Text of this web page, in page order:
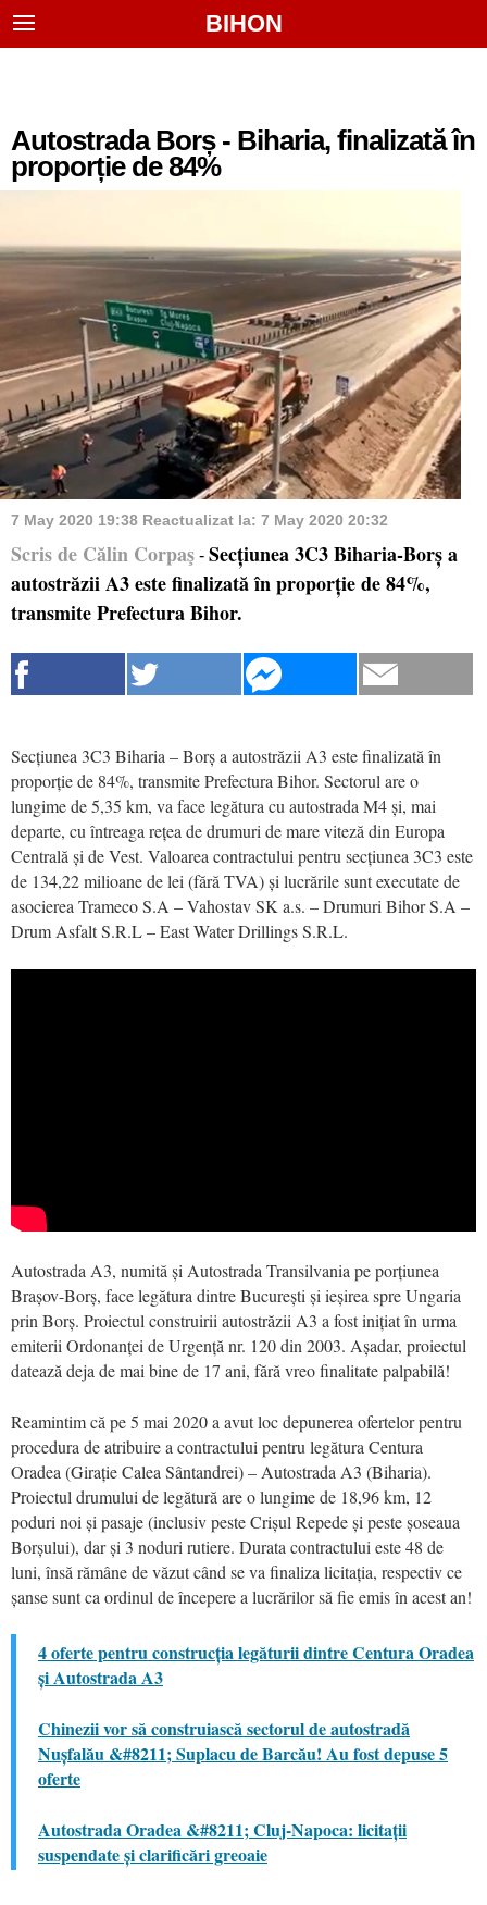
BIHON
Autostrada Borș - Biharia, finalizată în
proporție de 84%
7 May 2020 19:38 Reactualizat la: 7 May 2020 20:32
Scris de Călin Corpaş - Secțiunea 3C3 Biharia-Borș a
autostrăzii A3 este finalizată în proporție de 84%,
transmite Prefectura Bihor.
Secțiunea 3C3 Biharia – Borș a autostrăzii A3 este finalizată în
proporție de 84%, transmite Prefectura Bihor. Sectorul are o
lungime de 5,35 km, va face legătura cu autostrada M4 și, mai
departe, cu întreaga rețea de drumuri de mare viteză din Europa
Centrală și de Vest. Valoarea contractului pentru secțiunea 3C3 este
de 134,22 milioane de lei (fără TVA) și lucrările sunt executate de
asocierea Trameco S.A – Vahostav SK a.s. – Drumuri Bihor S.A –
Drum Asfalt S.R.L – East Water Drillings S.R.L.
Autostrada A3, numită și Autostrada Transilvania pe porțiunea
Brașov-Borș, face legătura dintre București și ieșirea spre Ungaria
prin Borș. Proiectul construirii autostrăzii A3 a fost inițiat în urma
emiterii Ordonanței de Urgență nr. 120 din 2003. Așadar, proiectul
datează deja de mai bine de 17 ani, fără vreo finalitate palpabilă!
Reamintim că pe 5 mai 2020 a avut loc depunerea ofertelor pentru
procedura de atribuire a contractului pentru legătura Centura
Oradea (Girație Calea Sântandrei) – Autostrada A3 (Biharia).
Proiectul drumului de legătură are o lungime de 18,96 km, 12
poduri noi și pasaje (inclusiv peste Crișul Repede și peste șoseaua
Borșului), dar și 3 noduri rutiere. Durata contractului este 48 de
luni, însă rămâne de văzut când se va finaliza licitația, respectiv ce
șanse sunt ca ordinul de începere a lucrărilor să fie emis în acest an!
4 oferte pentru construcția legăturii dintre Centura Oradea
și Autostrada A3
Chinezii vor să construiască sectorul de autostradă
Nușfalău &#8211; Suplacu de Barcău! Au fost depuse 5
oferte
Autostrada Oradea &#8211; Cluj-Napoca: licitații
suspendate și clarificări greoaie